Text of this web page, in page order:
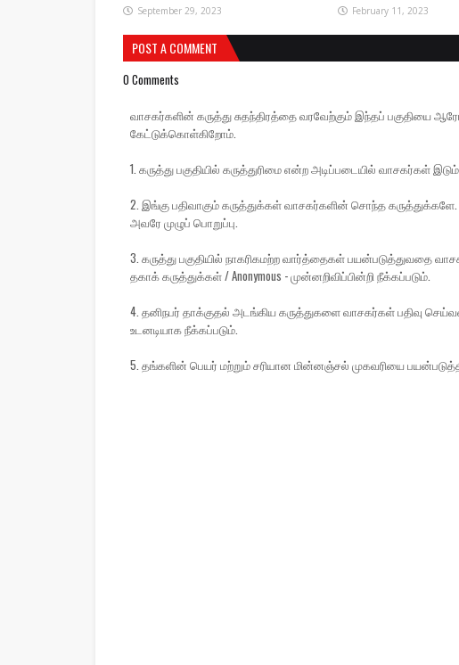
September 29, 2023 February 11, 2023
POST A COMMENT
0 Comments
வாசகர்களின் கருத்து சுதந்திரத்தை வரவேற்கும் இந்தப் பகுதியை
கேட்டுக்கொள்கிறோம்.
1. கருத்து பகுதியில் கருத்துரிமை என்ற அடிப்படையில் வாசகர்கள்
2. இங்கு பதிவாகும் கருத்துக்கள் வாசகர்களின் சொந்த கருத்துக்களே.
அவரே முழுப் பொறுப்பு.
3. கருத்து பகுதியில் நாகரிகமற்ற வார்த்தைகள் பயன்படுத்துவதை
தகாக் கருத்துக்கள் / Anonymous - முன்னறிவிப்பின்றி நீக்கப்படும்.
4. தனிநபர் தாக்குதல் அடங்கிய கருத்துகளை வாசகர்கள் பதிவு
உடனடியாக நீக்கப்படும்.
5. தங்களின் பெயர் மற்றும் சரியான மின்னஞ்சல் முகவரியை